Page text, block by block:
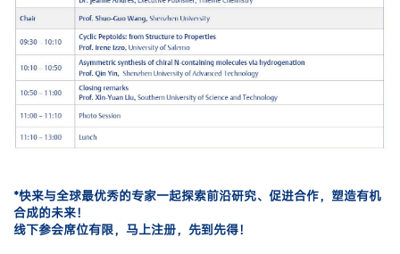
*快来与全球最优秀的专家一起探索前沿研究、促进合作，塑造有机
合成的未来！
线下参会席位有限，马上注册，先到先得！